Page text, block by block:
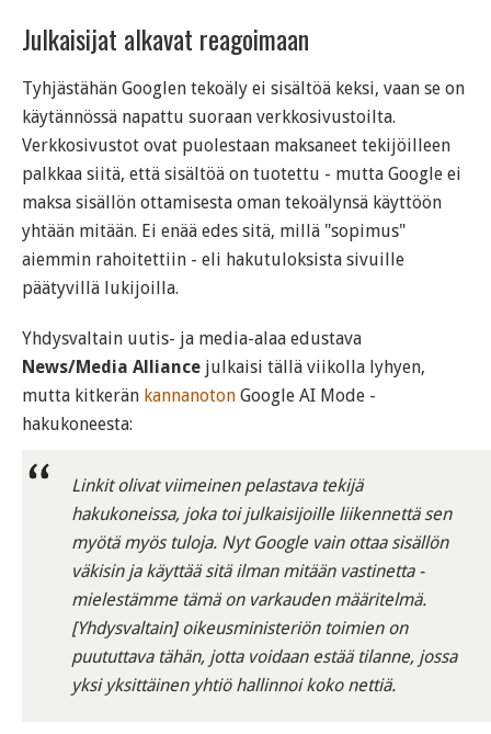
Julkaisijat alkavat reagoimaan
Tyhjästähän Googlen tekoäly ei sisältöä keksi, vaan se on
käytännössä napattu suoraan verkkosivustoilta.
Verkkosivustot ovat puolestaan maksaneet tekijöilleen
palkkaa siitä, että sisältöä on tuotettu - mutta Google ei
maksa sisällön ottamisesta oman tekoälynsä käyttöön
yhtään mitään. Ei enää edes sitä, millä "sopimus"
aiemmin rahoitettiin - eli hakutuloksista sivuille
päätyvillä lukijoilla.
Yhdysvaltain uutis- ja media-alaa edustava
News/Media Alliance julkaisi tällä viikolla lyhyen,
mutta kitkerän kannanoton Google AI Mode -
hakukoneesta:
Linkit olivat viimeinen pelastava tekijä
hakukoneissa, joka toi julkaisijoille liikennettä sen
myötä myös tuloja. Nyt Google vain ottaa sisällön
väkisin ja käyttää sitä ilman mitään vastinetta -
mielestämme tämä on varkauden määritelmä.
[Yhdysvaltain] oikeusministeriön toimien on
puututtava tähän, jotta voidaan estää tilanne, jossa
yksi yksittäinen yhtiö hallinnoi koko nettiä.